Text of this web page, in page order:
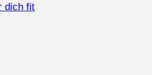
dich fit